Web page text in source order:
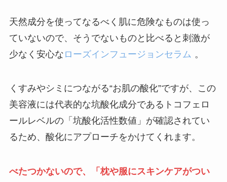
ラネージュ公式
天然成分を使ってなるべく肌に危険なものは使っ
ていないので、そうでないものと比べると刺激が
少なく安心な ローズインフュージョンセラム 。
くすみやシミにつながる“お肌の酸化”ですが、この
美容液には代表的な坑酸化成分であるトコフェロ
ールレベルの「坑酸化活性数値」が確認されてい
るため、酸化にアプローチをかけてくれます。
べたつかないので、「枕や服にスキンケアがつい